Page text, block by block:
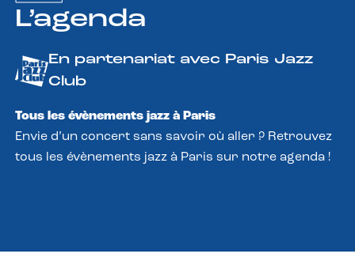
L’agenda
En partenariat avec Paris Jazz
Club
Tous les évènements jazz à Paris
Envie d’un concert sans savoir où aller ? Retrouvez
tous les évènements jazz à Paris sur notre agenda !